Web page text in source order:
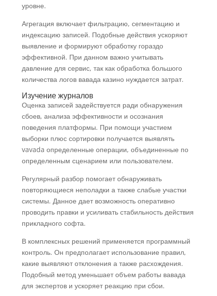
уровне.
Агрегация включает фильтрацию, сегментацию и
индексацию записей. Подобные действия ускоряют
выявление и формируют обработку гораздо
эффективной. При данном важно учитывать
давление для сервис, так как обработка большого
количества логов вавада казино нуждается затрат.
Изучение журналов
Оценка записей задействуется ради обнаружения
сбоев, анализа эффективности и осознания
поведения платформы. При помощи участием
выборки плюс сортировки получается выявлять
vavada определенные операции, объединенные по
определенным сценарием или пользователем.
Регулярный разбор помогает обнаруживать
повторяющиеся неполадки а также слабые участки
системы. Данное дает возможность оперативно
проводить правки и усиливать стабильность действия
прикладного софта.
В комплексных решений применяется программный
контроль. Он предполагает использование правил,
какие выявляют отклонения а также расхождения.
Подобный метод уменьшает объем работы вавада
для экспертов и ускоряет реакцию при сбои.